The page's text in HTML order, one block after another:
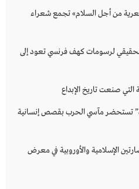
من أجل السلام» تجمع شعراء
لرسومات كهف فرنسي تعود إلى
صنعت تاريخ الإبداع
تستحضر مآسي الحرب بقصص إنسانية
الإسلامية والأوروبية في معرض